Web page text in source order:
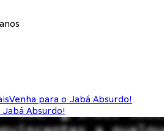
Venha para o Jabá Absurdo!
Jabá Absurdo!